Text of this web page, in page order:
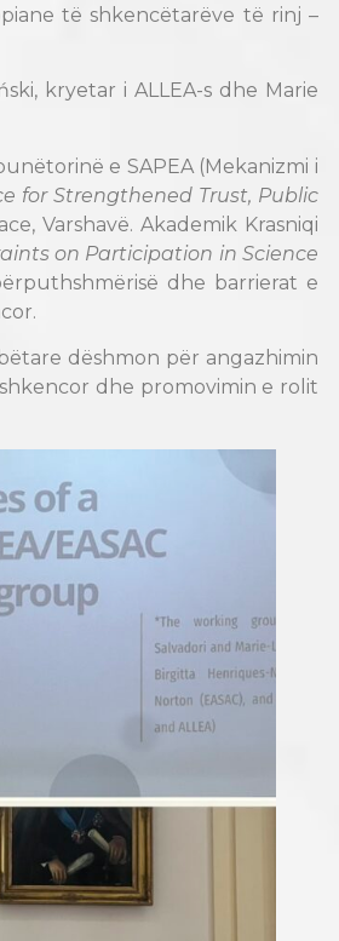
të shkencëtarëve të rinj –
kryetar i ALLEA-s dhe Marie
e SAPEA (Mekanizmi i
for Strengthened Trust, Public
Varshavë. Akademik Krasniqi
on Participation in Science
dhe barrierat e
dëshmon për angazhimin
dhe promovimin e rolit